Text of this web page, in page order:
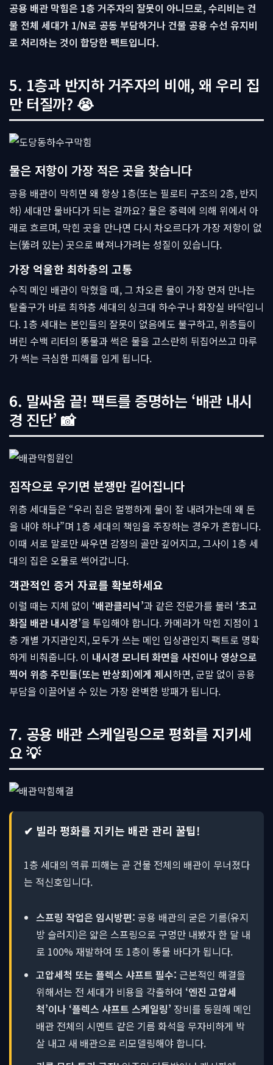
공용 배관 막힘은 1층 거주자의 잘못이 아니므로, 수리비는 건
물 전체 세대가 1/N로 공동 부담하거나 건물 공용 수선 유지비
로 처리하는 것이 합당한 팩트입니다.
5. 1층과 반지하 거주자의 비애, 왜 우리 집
만 터질까? 😭
물은 저항이 가장 적은 곳을 찾습니다
공용 배관이 막히면 왜 항상 1층(또는 필로티 구조의 2층, 반지
하) 세대만 물바다가 되는 걸까요? 물은 중력에 의해 위에서 아
래로 흐르며, 막힌 곳을 만나면 다시 차오르다가 가장 저항이 없
는(뚫려 있는) 곳으로 빠져나가려는 성질이 있습니다.
가장 억울한 최하층의 고통
수직 메인 배관이 막혔을 때, 그 차오른 물이 가장 먼저 만나는
탈출구가 바로 최하층 세대의 싱크대 하수구나 화장실 바닥입니
다. 1층 세대는 본인들의 잘못이 없음에도 불구하고, 위층들이
버린 수백 리터의 똥물과 썩은 물을 고스란히 뒤집어쓰고 마루
가 썩는 극심한 피해를 입게 됩니다.
6. 말싸움 끝! 팩트를 증명하는 ‘배관 내시
경 진단’ 📸
짐작으로 우기면 분쟁만 길어집니다
위층 세대들은 “우리 집은 멀쩡하게 물이 잘 내려가는데 왜 돈
을 내야 하냐”며 1층 세대의 책임을 주장하는 경우가 흔합니다.
이때 서로 말로만 싸우면 감정의 골만 깊어지고, 그사이 1층 세
대의 집은 오물로 썩어갑니다.
객관적인 증거 자료를 확보하세요
이럴 때는 지체 없이 ‘배관클리닉’과 같은 전문가를 불러 ‘초고
화질 배관 내시경’을 투입해야 합니다. 카메라가 막힌 지점이 1
층 개별 가지관인지, 모두가 쓰는 메인 입상관인지 팩트로 명확
하게 비춰줍니다. 이 내시경 모니터 화면을 사진이나 영상으로
찍어 위층 주민들(또는 반상회)에게 제시하면, 군말 없이 공용
부담을 이끌어낼 수 있는 가장 완벽한 방패가 됩니다.
7. 공용 배관 스케일링으로 평화를 지키세
요 💡
✔ 빌라 평화를 지키는 배관 관리 꿀팁!
1층 세대의 역류 피해는 곧 건물 전체의 배관이 무너졌다
는 적신호입니다.
스프링 작업은 임시방편: 공용 배관의 굳은 기름(유지
방 슬러지)은 얇은 스프링으로 구멍만 내봤자 한 달 내
로 100% 재발하여 또 1층이 똥물 바다가 됩니다.
고압세척 또는 플렉스 샤프트 필수: 근본적인 해결을
위해서는 전 세대가 비용을 갹출하여 ‘엔진 고압세
척’이나 ‘플렉스 샤프트 스케일링’ 장비를 동원해 메인
배관 전체의 시멘트 같은 기름 화석을 무자비하게 박
살 내고 새 배관으로 리모델링해야 합니다.